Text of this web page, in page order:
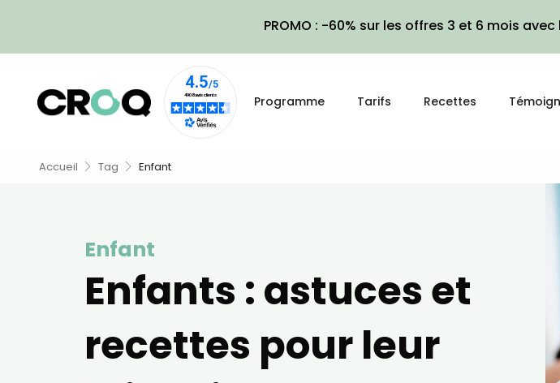
PROMO : -60% sur les offres 3 et 6 mois avec
Programme Tarifs Recettes
Accueil Tag Enfant
Enfant
Enfants : astuces et
recettes pour leur